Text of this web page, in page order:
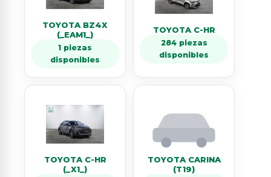
TOYOTA BZ4X
(_EAM1_)
1 piezas
disponibles
TOYOTA C-HR
284 piezas
disponibles
TOYOTA C-HR
(_X1_)
TOYOTA CARINA
(T19)